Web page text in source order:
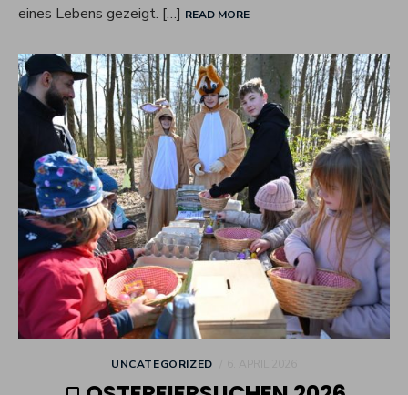
eines Lebens gezeigt. […] READ MORE
UNCATEGORIZED